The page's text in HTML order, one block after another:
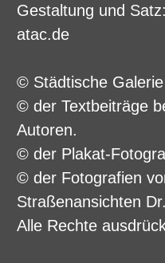
Gestaltung und
atac.de
© Städtische
© der Textbeiträge
Autoren.
© der Plakat-
© der Fotografien
Straßenansichten
Alle Rechte